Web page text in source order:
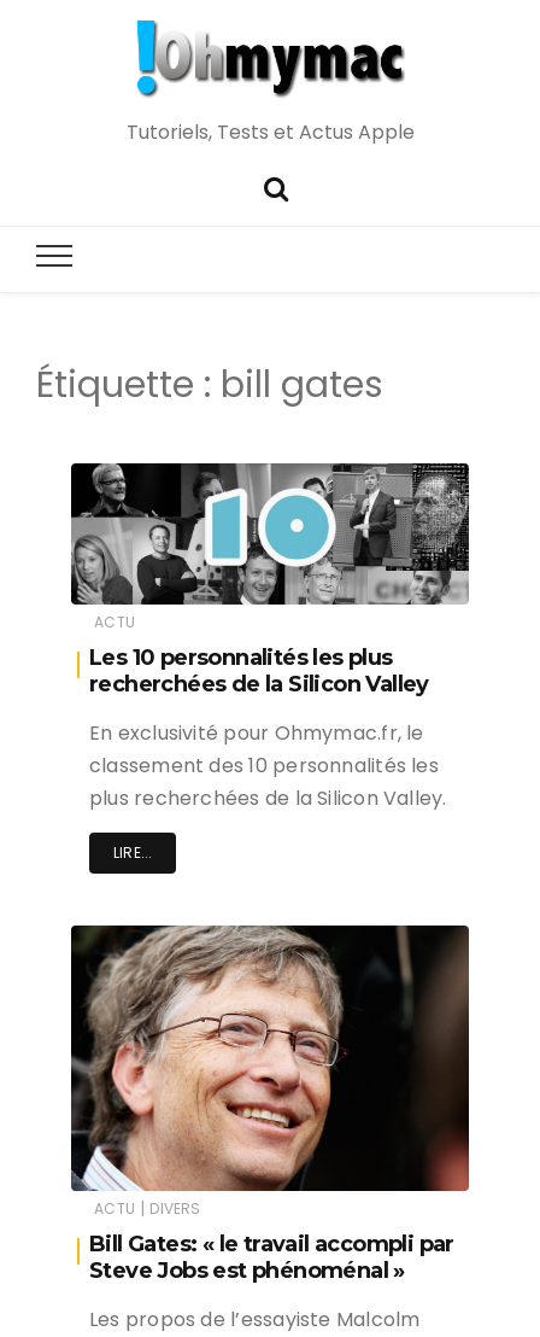
Tutoriels, Tests et Actus Apple
Étiquette : bill gates
ACTU
Les 10 personnalités les plus
recherchées de la Silicon Valley
En exclusivité pour Ohmymac.fr, le
classement des 10 personnalités les
plus recherchées de la Silicon Valley.
LIRE...
ACTU | DIVERS
Bill Gates: « le travail accompli par
Steve Jobs est phénoménal »
Les propos de l’essayiste Malcolm